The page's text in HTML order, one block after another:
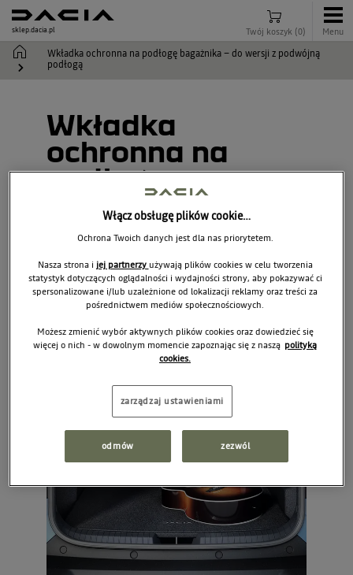
sklep.dacia.pl Twój koszyk (0) Menu
Wkładka ochronna na podłogę bagażnika – do wersji z podwójną
podłogą
Wkładka
ochronna na
podłogę
bagażnika – do
wersji z
podwójną
podłogą
Włącz obsługę plików cookie…
Ochrona Twoich danych jest dla nas priorytetem.
Nasza strona i jej partnerzy używają plików cookies w celu tworzenia
statystyk dotyczących oglądalności i wydajności strony, aby pokazywać ci
spersonalizowane i/lub uzależnione od lokalizacji reklamy oraz treści za
pośrednictwem mediów społecznościowych.
Możesz zmienić wybór aktywnych plików cookies oraz dowiedzieć się
więcej o nich - w dowolnym momencie zapoznając się z naszą polityką
cookies.
zarządzaj ustawieniami
odmów zezwól